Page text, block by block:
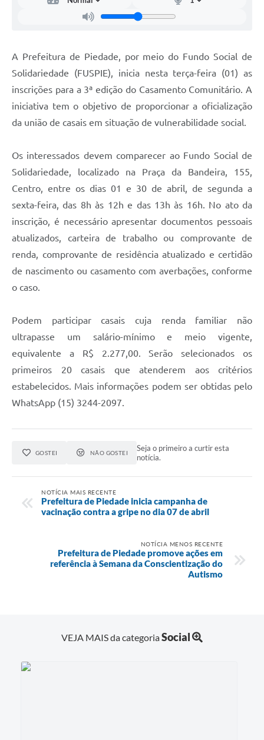
A Prefeitura de Piedade, por meio do Fundo Social de
Solidariedade (FUSPIE), inicia nesta terça-feira (01) as
inscrições para a 3ª edição do Casamento Comunitário. A
iniciativa tem o objetivo de proporcionar a oficialização
da união de casais em situação de vulnerabilidade social.
Os interessados devem comparecer ao Fundo Social de
Solidariedade, localizado na Praça da Bandeira, 155,
Centro, entre os dias 01 e 30 de abril, de segunda a
sexta-feira, das 8h às 12h e das 13h às 16h. No ato da
inscrição, é necessário apresentar documentos pessoais
atualizados, carteira de trabalho ou comprovante de
renda, comprovante de residência atualizado e certidão
de nascimento ou casamento com averbações, conforme
o caso.
Podem participar casais cuja renda familiar não
ultrapasse um salário-mínimo e meio vigente,
equivalente a R$ 2.277,00. Serão selecionados os
primeiros 20 casais que atenderem aos critérios
estabelecidos. Mais informações podem ser obtidas pelo
WhatsApp (15) 3244-2097.
GOSTEI NÃO GOSTEI
Seja o primeiro a curtir esta
notícia.
NOTÍCIA MAIS RECENTE
Prefeitura de Piedade inicia campanha de
vacinação contra a gripe no dia 07 de abril
NOTÍCIA MENOS RECENTE
Prefeitura de Piedade promove ações em
referência à Semana da Conscientização do
Autismo
VEJA MAIS da categoriaSocial